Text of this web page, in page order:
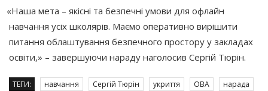
«Наша мета – якісні та безпечні умови для офлайн
навчання усіх школярів. Маємо оперативно вирішити
питання облаштування безпечного простору у закладах
освіти,» – завершуючи нараду наголосив Сергій Тюрін.
ТЕГИ: навчання Сергій Тюрін укриття ОВА нарада